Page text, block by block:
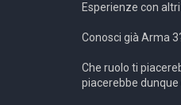
Esperienze con
Conosci già Arma
Che ruolo ti
piacerebbe